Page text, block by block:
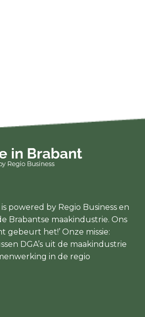
powered by Regio Business en
Brabantse maakindustrie. Ons
gebeurt het!’ Onze missie:
DGA’s uit de maakindustrie
in de regio